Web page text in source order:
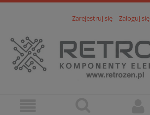
Zarejestruj się Zaloguj się